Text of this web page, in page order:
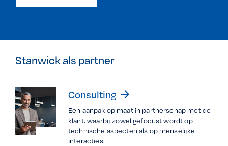
Stanwick als partner
Consulting arrow_forward
Een aanpak op maat in partnerschap met de
klant, waarbij zowel gefocust wordt op
technische aspecten als op menselijke
interacties.